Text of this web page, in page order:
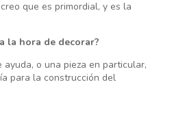
que es primordial, y es la
la hora de decorar?
ayuda, o una pieza en particular,
para la construcción del